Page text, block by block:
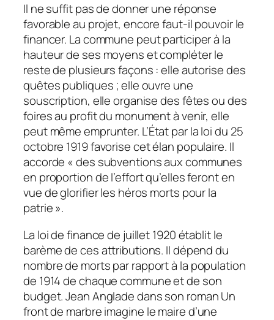
Il ne suffit pas de donner une réponse
favorable au projet, encore faut-il pouvoir le
financer. La commune peut participer à la
hauteur de ses moyens et compléter le
reste de plusieurs façons : elle autorise des
quêtes publiques ; elle ouvre une
souscription, elle organise des fêtes ou des
foires au profit du monument à venir, elle
peut même emprunter. L’État par la loi du 25
octobre 1919 favorise cet élan populaire. Il
accorde « des subventions aux communes
en proportion de l’effort qu’elles feront en
vue de glorifier les héros morts pour la
patrie ».
La loi de finance de juillet 1920 établit le
barème de ces attributions. Il dépend du
nombre de morts par rapport à la population
de 1914 de chaque commune et de son
budget. Jean Anglade dans son romanUn
front de marbreimagine le maire d’une